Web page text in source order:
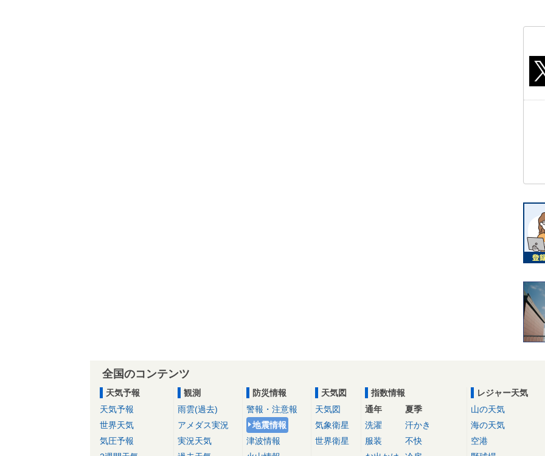
全国のコンテンツ
天気予報
天気予報
世界天気
気圧予報
観測
雨雲(過去)
アメダス実況
実況天気
防災情報
警報・注意報
地震情報
津波情報
天気図
天気図
気象衛星
世界衛星
指数情報
通年
洗濯
服装
夏季
汗かき
不快
レジャー天気
山の天気
海の天気
空港